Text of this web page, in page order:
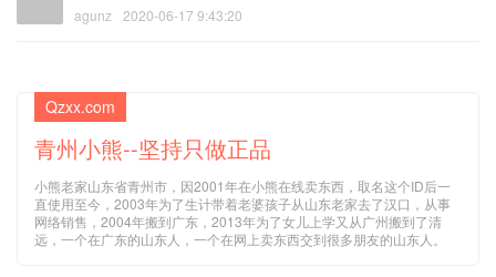
agunz 2020-06-17 9:43:20
Qzxx.com
青州小熊--坚持只做正品
小熊老家山东省青州市，因2001年在小熊在线卖东西，取名这个ID后一
直使用至今，2003年为了生计带着老婆孩子从山东老家去了汉口，从事
网络销售，2004年搬到广东，2013年为了女儿上学又从广州搬到了清
远，一个在广东的山东人，一个在网上卖东西交到很多朋友的山东人。